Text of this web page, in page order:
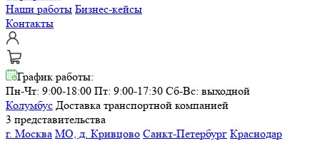
Наши работы Бизнес-кейсы
Контакты
График работы:
Пн-Чт: 9:00-18:00 Пт: 9:00-17:30 Сб-Вс: выходной
Колумбус Доставка транспортной компанией
3 представительства
г. Москва МО, д. Кривцово Санкт-Петербург Краснодар